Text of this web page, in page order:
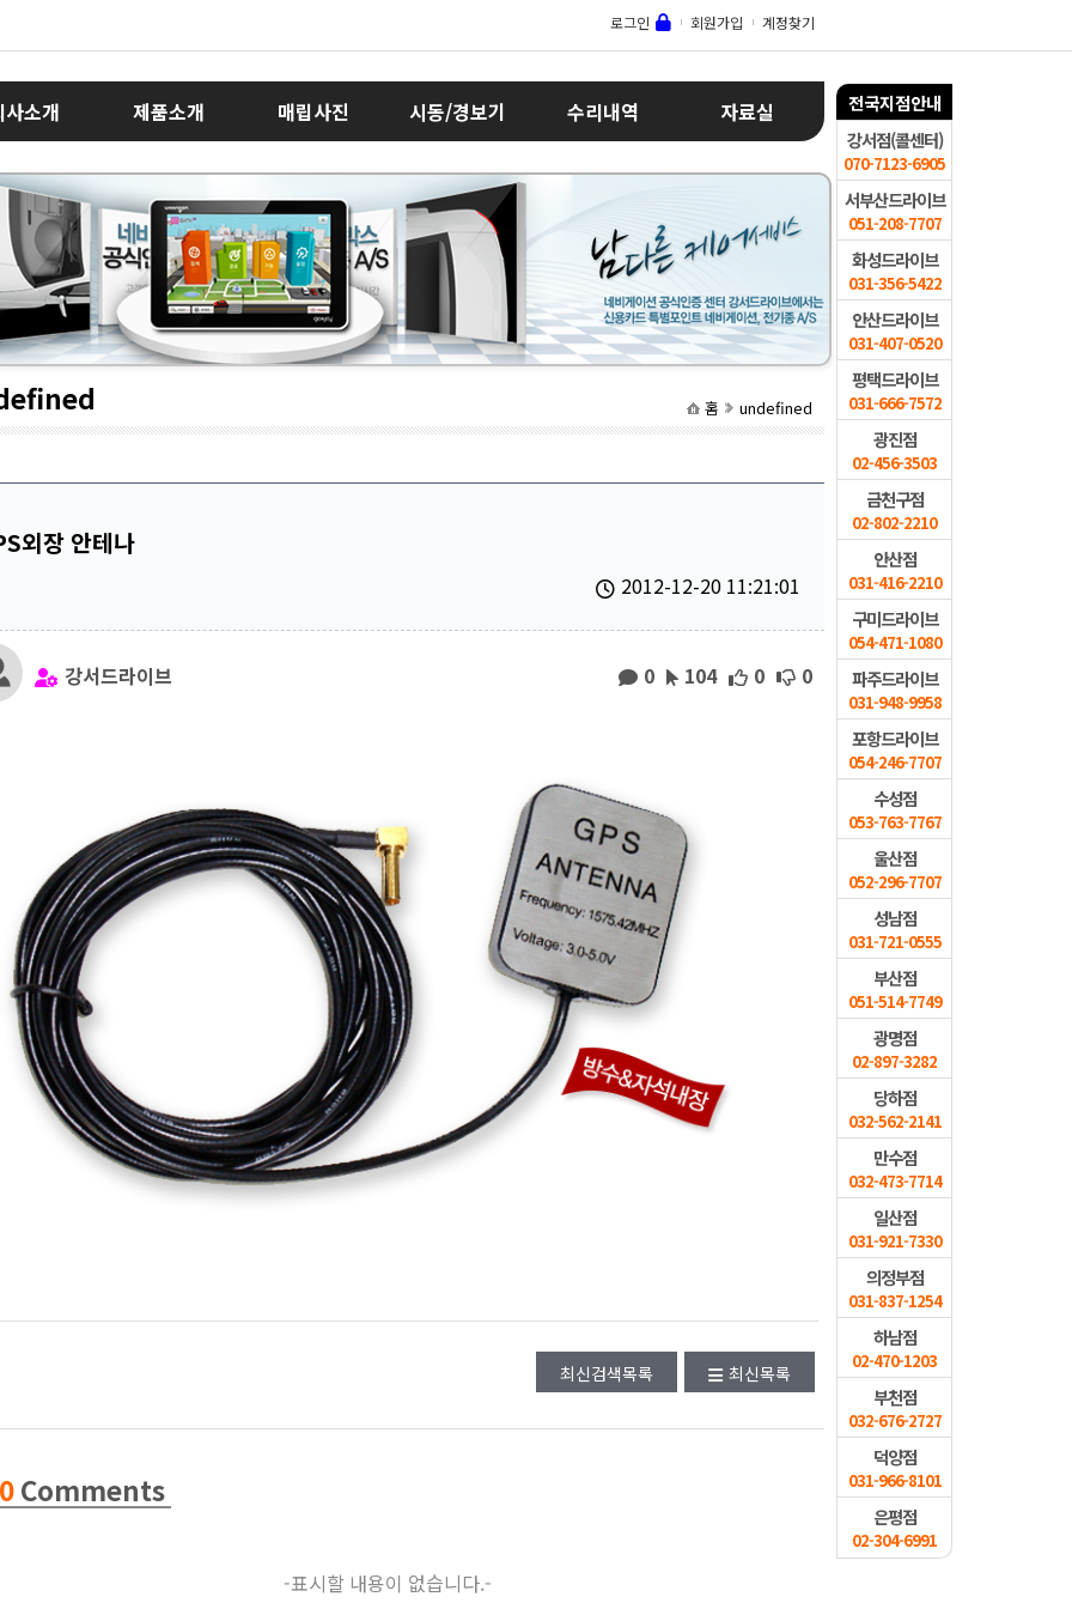
전국지점안내
강서점(콜센터)
070-7123-6905
서부산드라이브
051-208-7707
화성드라이브
031-356-5422
안산드라이브
031-407-0520
평택드라이브
031-666-7572
광진점
02-456-3503
금천구점
02-802-2210
안산점
031-416-2210
구미드라이브
054-471-1080
파주드라이브
031-948-9958
포항드라이브
054-246-7707
수성점
053-763-7767
울산점
052-296-7707
성남점
031-721-0555
부산점
051-514-7749
광명점
02-897-3282
당하점
032-562-2141
만수점
032-473-7714
일산점
031-921-7330
의정부점
031-837-1254
하남점
02-470-1203
부천점
032-676-2727
덕양점
031-966-8101
은평점
02-304-6991
로그인 회원가입 계정찾기
사소개 제품소개 매립사진 시동/경보기 수리내역 자료실
홈 undefined
외장 안테나
2012-12-20 11:21:01
강서드라이브 0 104 0 0
최신검색목록 최신목록
0Comments
-표시할 내용이 없습니다.-